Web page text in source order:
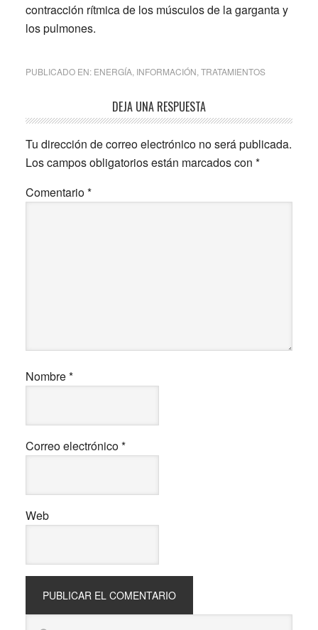
contracción rítmica de los músculos de la garganta y
los pulmones.
PUBLICADO EN: ENERGÍA, INFORMACIÓN TRATAMIENTOS
Interacciones
con
los
lectores
DEJA UNA RESPUESTA
Tu dirección de correo electrónico no será publicada.
Los campos obligatorios están marcados con *
Comentario*
Nombre*
Correo electrónico*
Web
Barra